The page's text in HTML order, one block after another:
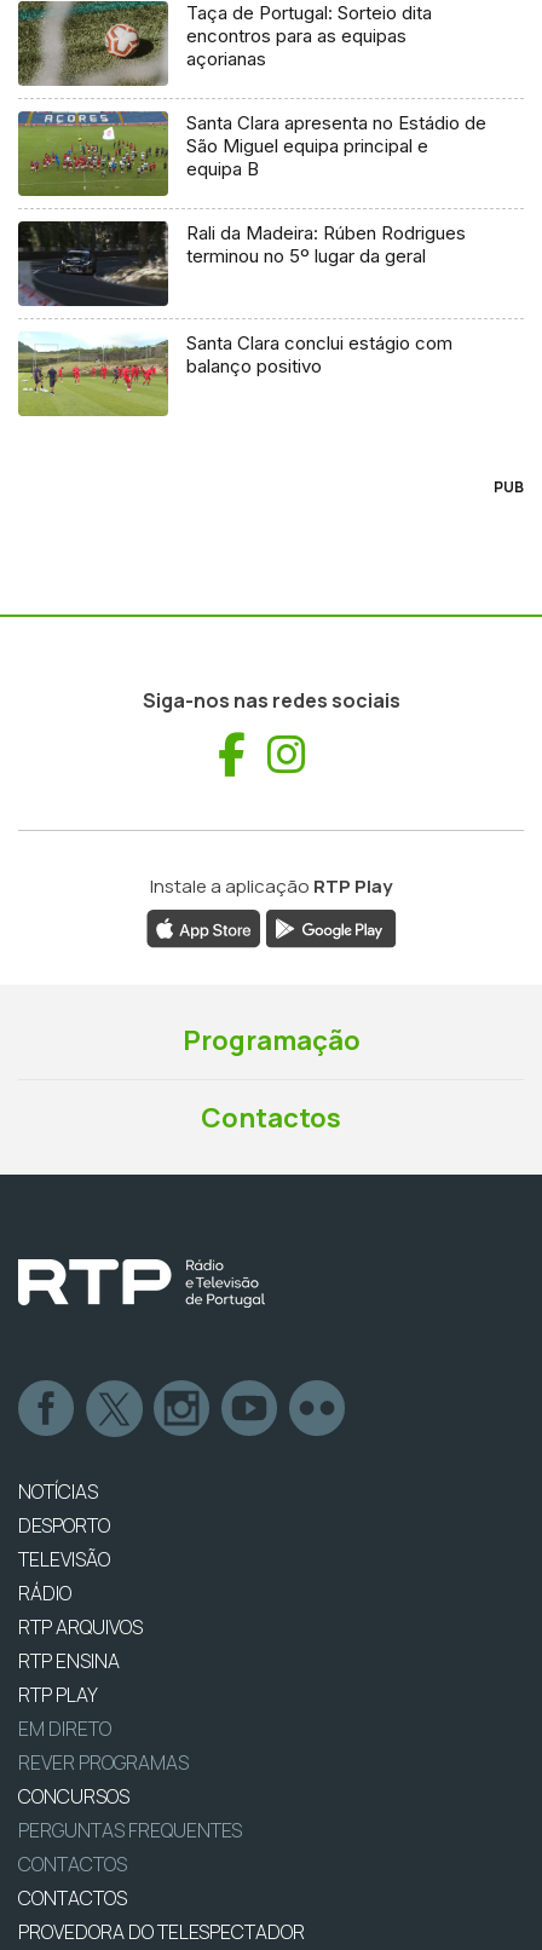
Taça de Portugal: Sorteio dita
encontros para as equipas
açorianas
Santa Clara apresenta no Estádio de
São Miguel equipa principal e
equipa B
Rali da Madeira: Rúben Rodrigues
terminou no 5º lugar da geral
Santa Clara conclui estágio com
balanço positivo
PUB
Siga-nos nas redes sociais
Facebook
Instale a aplicação RTP Play
Programação
Contactos
NOTÍCIAS
DESPORTO
TELEVISÃO
RÁDIO
RTP ARQUIVOS
RTP ENSINA
RTP PLAY
EM DIRETO
REVER PROGRAMAS
CONCURSOS
PERGUNTAS FREQUENTES
CONTACTOS
CONTACTOS
PROVEDORA DO TELESPECTADOR